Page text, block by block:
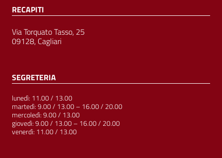
RECAPITI
Via Torquato Tasso, 25
09128, Cagliari
SEGRETERIA
lunedì: 11.00 / 13.00
martedì: 9.00 / 13.00 – 16.00 / 20.00
mercoledì: 9.00 / 13.00
giovedì: 9.00 / 13.00 – 16.00 / 20.00
venerdì: 11.00 / 13.00